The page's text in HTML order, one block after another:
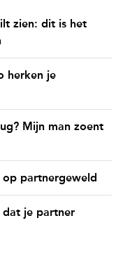
zien: dit is het
herken je
Mijn man zoent
op partnergeweld
dat je partner